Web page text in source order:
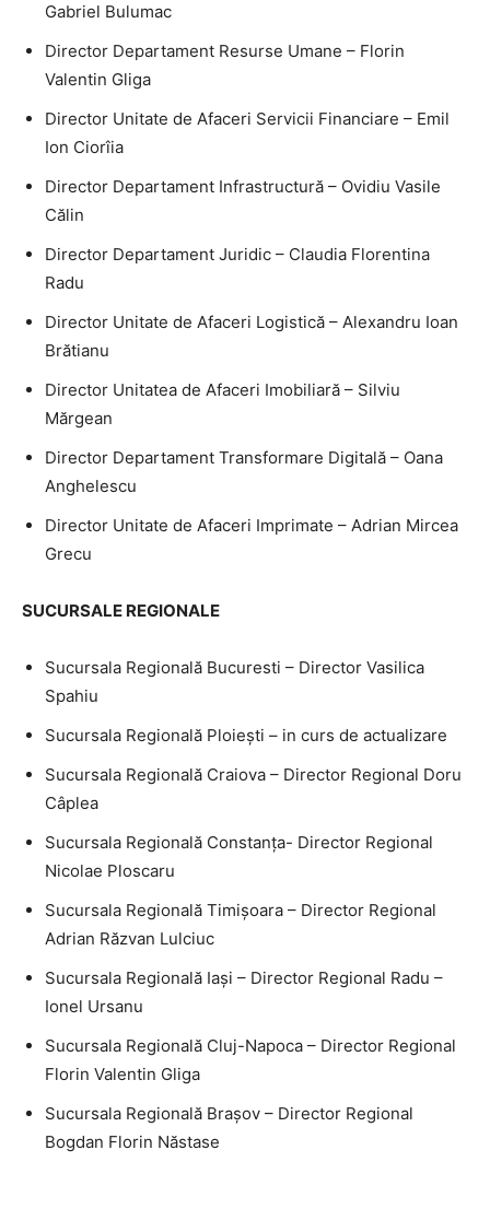
Gabriel Bulumac
Director Departament Resurse Umane – Florin
Valentin Gliga
Director Unitate de Afaceri Servicii Financiare – Emil
Ion Ciorîia
Director Departament Infrastructură – Ovidiu Vasile
Călin
Director Departament Juridic – Claudia Florentina
Radu
Director Unitate de Afaceri Logistică – Alexandru Ioan
Brătianu
Director Unitatea de Afaceri Imobiliară – Silviu
Mărgean
Director Departament Transformare Digitală – Oana
Anghelescu
Director Unitate de Afaceri Imprimate – Adrian Mircea
Grecu
SUCURSALE REGIONALE
Sucursala Regională Bucuresti – Director Vasilica
Spahiu
Sucursala Regională Ploieşti – in curs de actualizare
Sucursala Regională Craiova – Director Regional Doru
Câplea
Sucursala Regională Constanţa- Director Regional
Nicolae Ploscaru
Sucursala Regională Timişoara – Director Regional
Adrian Răzvan Lulciuc
Sucursala Regională Iaşi – Director Regional Radu –
Ionel Ursanu
Sucursala Regională Cluj-Napoca – Director Regional
Florin Valentin Gliga
Sucursala Regională Braşov – Director Regional
Bogdan Florin Năstase